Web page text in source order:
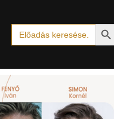
Search
for: